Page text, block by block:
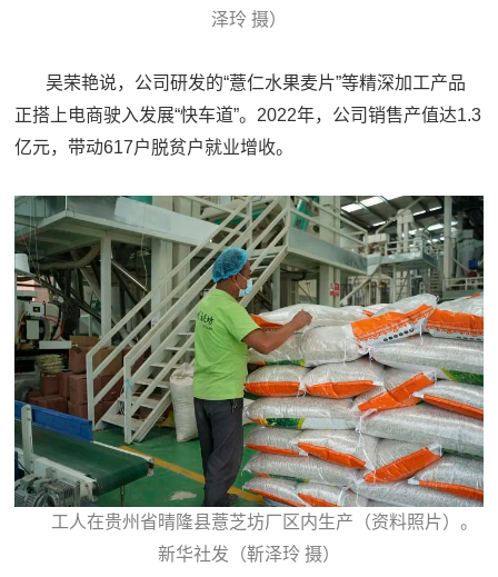
泽玲 摄）
吴荣艳说，公司研发的“薏仁水果麦片”等精深加工产品
正搭上电商驶入发展“快车道”。2022年，公司销售产值达1.3
亿元，带动617户脱贫户就业增收。
工人在贵州省晴隆县薏芝坊厂区内生产（资料照片）。
新华社发（靳泽玲 摄）